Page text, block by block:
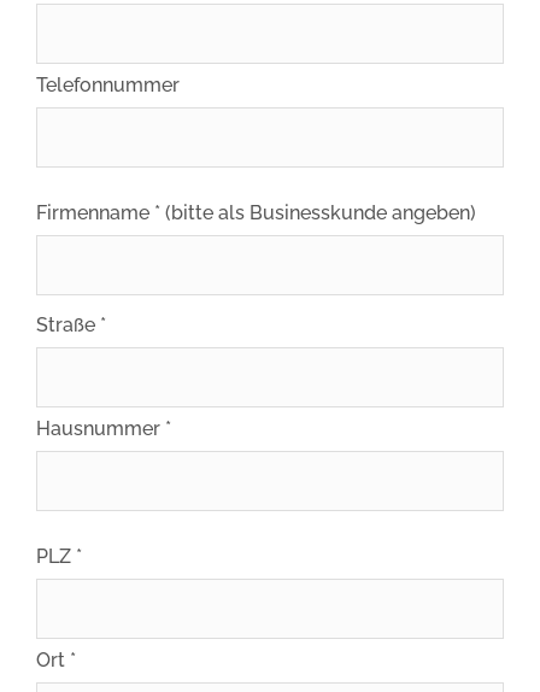
Telefonnummer
Firmenname * (bitte als Businesskunde angeben)
Straße *
Hausnummer *
PLZ *
Ort *